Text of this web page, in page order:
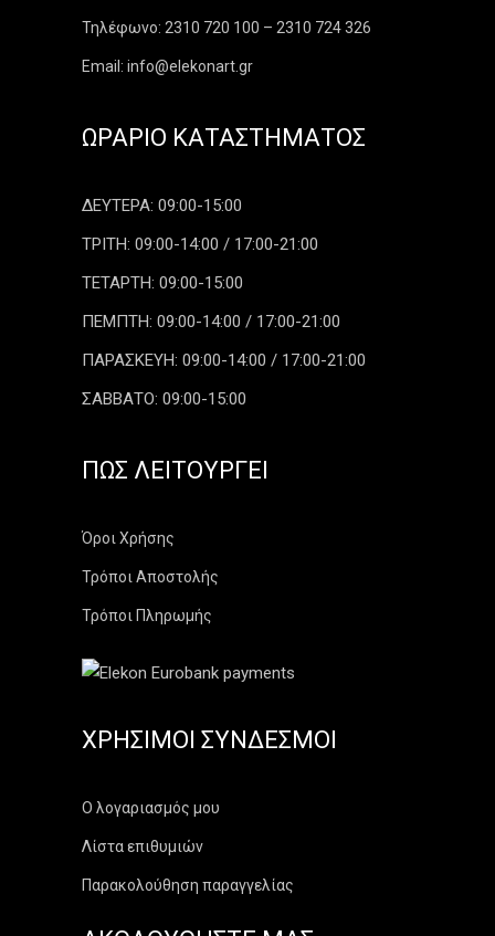
Τηλέφωνο: 2310 720 100 – 2310 724 326
Email: info@elekonart.gr
ΩΡΆΡΙΟ ΚΑΤΑΣΤΉΜΑΤΟΣ
ΔΕΥΤΕΡΑ: 09:00-15:00
ΤΡΙΤΗ: 09:00-14:00 / 17:00-21:00
ΤΕΤΑΡΤΗ: 09:00-15:00
ΠΕΜΠΤΗ: 09:00-14:00 / 17:00-21:00
ΠΑΡΑΣΚΕΥΗ: 09:00-14:00 / 17:00-21:00
ΣΑΒΒΑΤΟ: 09:00-15:00
ΠΏΣ ΛΕΙΤΟΥΡΓΕΊ
Όροι Χρήσης
Τρόποι Αποστολής
Τρόποι Πληρωμής
ΧΡΉΣΙΜΟΙ ΣΎΝΔΕΣΜΟΙ
Ο λογαριασμός μου
Λίστα επιθυμιών
Παρακολούθηση παραγγελίας